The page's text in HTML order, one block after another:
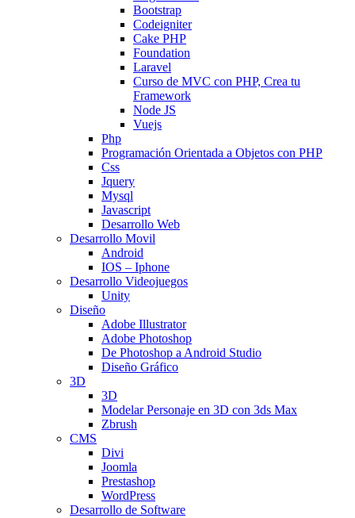
Bootstrap
Codeigniter
Cake PHP
Foundation
Laravel
Curso de MVC con PHP, Crea tu
Framework
Node JS
Vuejs
Php
Programación Orientada a Objetos con PHP
Css
Jquery
Mysql
Javascript
Desarrollo Web
Desarrollo Movil
Android
IOS – Iphone
Desarrollo Videojuegos
Unity
Diseño
Adobe Illustrator
Adobe Photoshop
De Photoshop a Android Studio
Diseño Gráfico
3D
3D
Modelar Personaje en 3D con 3ds Max
Zbrush
CMS
Divi
Joomla
Prestashop
WordPress
Desarrollo de Software